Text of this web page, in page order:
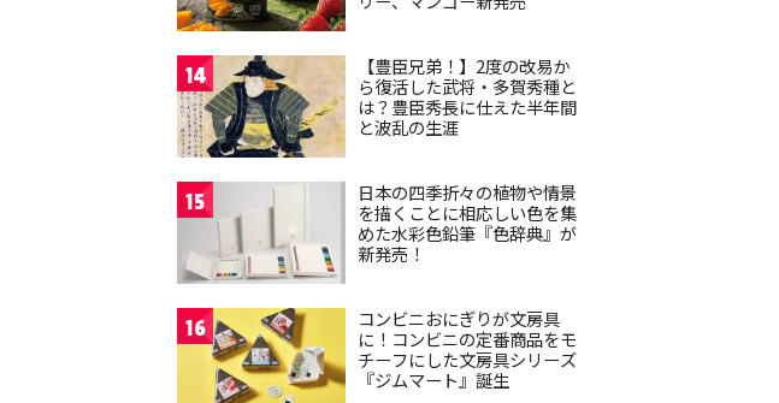
14
【豊臣兄弟！】2度の改易か
ら復活した武将・多賀秀種と
は？豊臣秀長に仕えた半年間
と波乱の生涯
15
日本の四季折々の植物や情景
を描くことに相応しい色を集
めた水彩色鉛筆『色辞典』が
新発売！
16
コンビニおにぎりが文房具
に！コンビニの定番商品をモ
チーフにした文房具シリーズ
『ジムマート』誕生